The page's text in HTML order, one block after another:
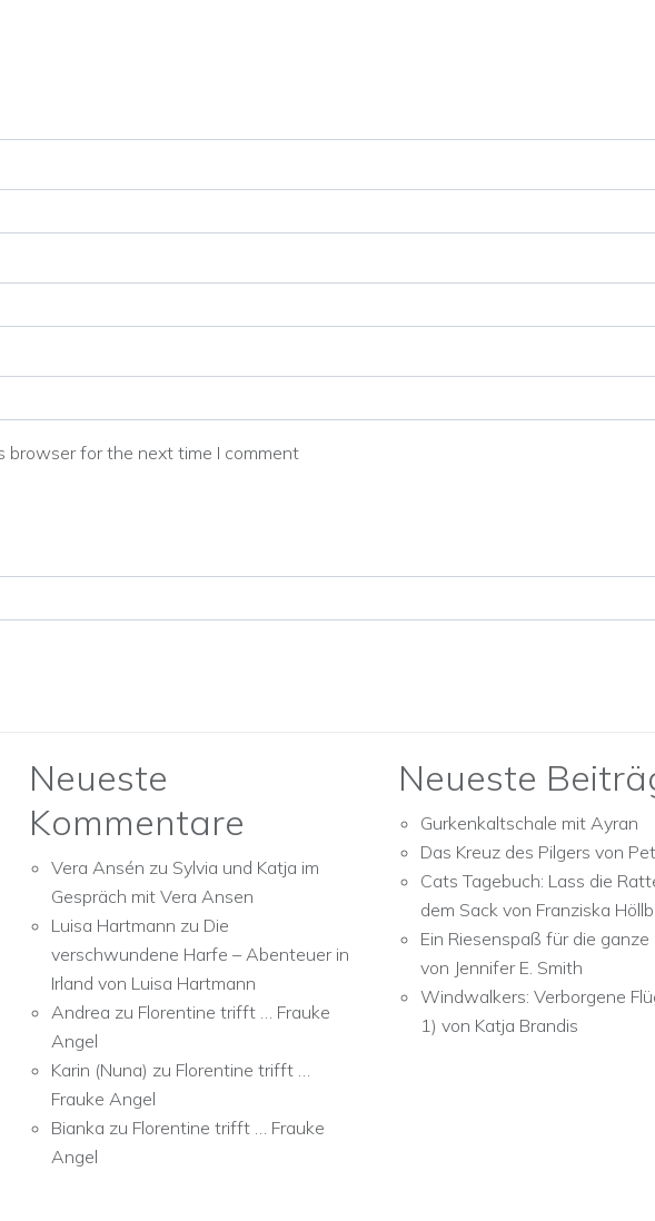
browser for the next time I comment
Neueste
Kommentare
Vera Ansén zu Sylvia und Katja im
Gespräch mit Vera Ansen
Luisa Hartmann zu Die
verschwundene Harfe – Abenteuer in
Irland von Luisa Hartmann
Andrea zu Florentine trifft … Frauke
Angel
Karin (Nuna) zu Florentine trifft …
Frauke Angel
Bianka zu Florentine trifft … Frauke
Angel
Neueste
Gurkenkaltschale mit Ayran
Das Kreuz des Pilgers von
Cats Tagebuch: Lass die
dem Sack von Franziska
Ein Riesenspaß für die ganze
von Jennifer E. Smith
Windwalkers: Verborgene
1) von Katja Brandis